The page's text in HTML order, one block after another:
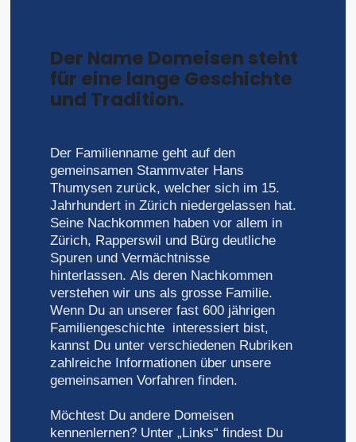
Der Name Domeisen steht
für eine lange Geschichte
und Tradition.
Der Familienname geht auf den
gemeinsamen Stammvater Hans
Thumysen zurück, welcher sich im 15.
Jahrhundert in Zürich niedergelassen hat.
Seine Nachkommen haben vor allem in
Zürich, Rapperswil und Bürg deutliche
Spuren und Vermächtnisse
hinterlassen. Als deren Nachkommen
verstehen wir uns als grosse Familie.
Wenn Du an unserer fast 600 jährigen
Familiengeschichte interessiert bist,
kannst Du unter verschiedenen Rubriken
zahlreiche Informationen über unsere
gemeinsamen Vorfahren finden.
Möchtest Du andere Domeisen
kennenlernen? Unter „Links“ findest Du